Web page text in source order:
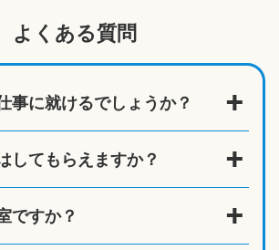
よくある質問
事に就けるでしょうか？
してもらえますか？
ですか？